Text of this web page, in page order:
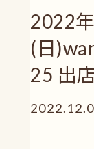
2022
(日
25 出